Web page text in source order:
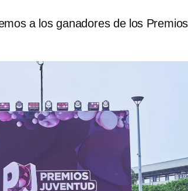
a los ganadores de los Premios